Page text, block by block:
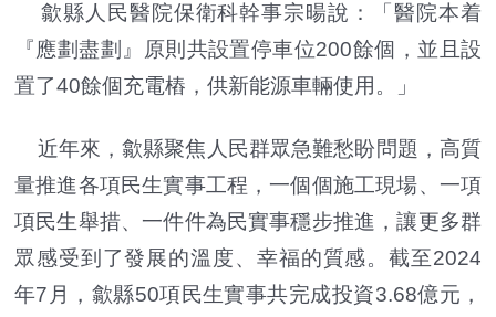
歙縣人民醫院保衛科幹事宗暘說：「醫院本着
『應劃盡劃』原則共設置停車位200餘個，並且設
置了40餘個充電樁，供新能源車輛使用。」
近年來，歙縣聚焦人民群眾急難愁盼問題，高質
量推進各項民生實事工程，一個個施工現場、一項
項民生舉措、一件件為民實事穩步推進，讓更多群
眾感受到了發展的溫度、幸福的質感。截至2024
年7月，歙縣50項民生實事共完成投資3.68億元，